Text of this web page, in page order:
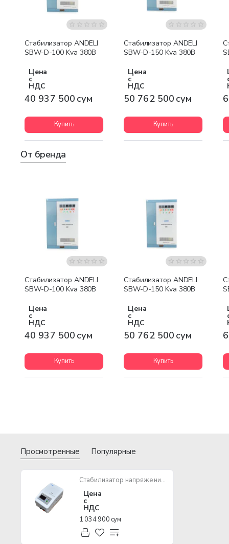
Бесплатная доставка
Стабилизатор ANDELI
SBW-D-100 Kva 380В
Цена
с
НДС
40 937 500 сум
Купить
Бесплатная доставка
Стабилизатор ANDELI
SBW-D-150 Kva 380В
Цена
с
НДС
50 762 500 сум
Купить
От бренда
Бесплатная доставка
Стабилизатор ANDELI
SBW-D-100 Kva 380В
Цена
с
НДС
40 937 500 сум
Купить
Бесплатная доставка
Стабилизатор ANDELI
SBW-D-150 Kva 380В
Цена
с
НДС
50 762 500 сум
Купить
Просмотренные Популярные
Стабилизатор напряжения ANDELI ASW 3000VA 150-250V настенный
Цена
с
НДС
1 034 900 сум